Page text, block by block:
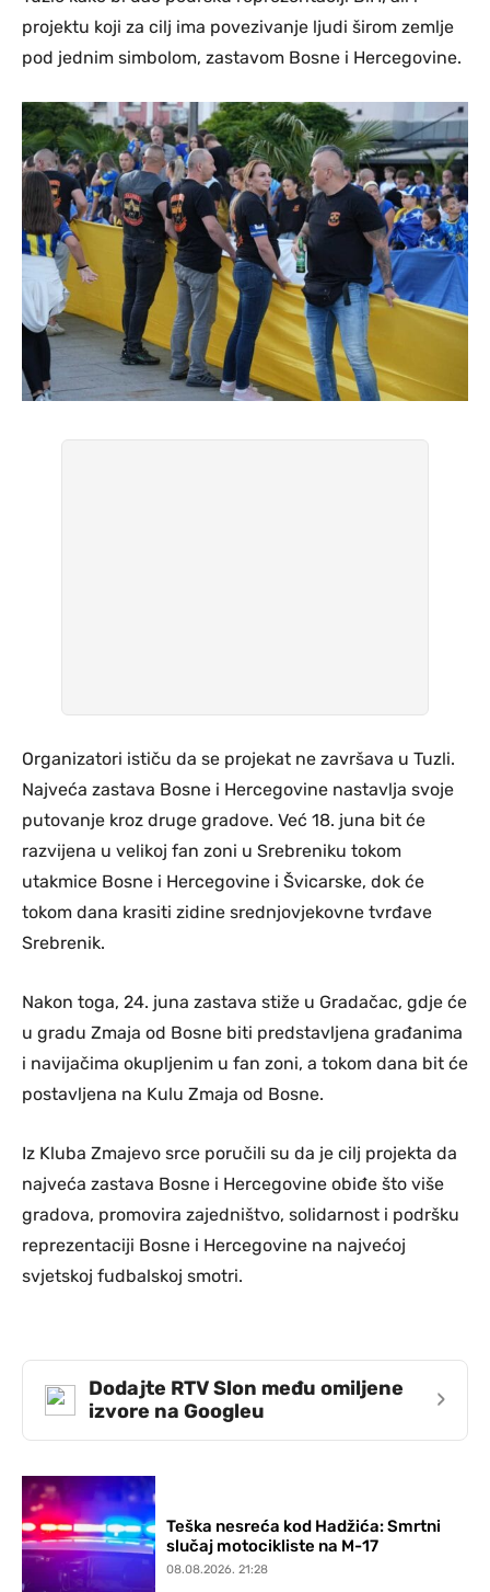
projektu koji za cilj ima povezivanje ljudi širom zemlje
pod jednim simbolom, zastavom Bosne i Hercegovine.
Organizatori ističu da se projekat ne završava u Tuzli.
Najveća zastava Bosne i Hercegovine nastavlja svoje
putovanje kroz druge gradove. Već 18. juna bit će
razvijena u velikoj fan zoni u Srebreniku tokom
utakmice Bosne i Hercegovine i Švicarske, dok će
tokom dana krasiti zidine srednjovjekovne tvrđave
Srebrenik.
Nakon toga, 24. juna zastava stiže u Gradačac, gdje će
u gradu Zmaja od Bosne biti predstavljena građanima
i navijačima okupljenim u fan zoni, a tokom dana bit će
postavljena na Kulu Zmaja od Bosne.
Iz Kluba Zmajevo srce poručili su da je cilj projekta da
najveća zastava Bosne i Hercegovine obiđe što više
gradova, promovira zajedništvo, solidarnost i podršku
reprezentaciji Bosne i Hercegovine na najvećoj
svjetskoj fudbalskoj smotri.
Dodajte RTV Slon među omiljene
izvore na Googleu
›
Teška nesreća kod Hadžića: Smrtni
slučaj motocikliste na M-17
08.08.2026. 21:28